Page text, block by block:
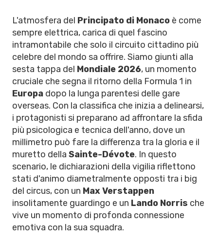
L'atmosfera del Principato di Monaco è come
sempre elettrica, carica di quel fascino
intramontabile che solo il circuito cittadino più
celebre del mondo sa offrire. Siamo giunti alla
sesta tappa del Mondiale 2026, un momento
cruciale che segna il ritorno della Formula 1 in
Europa dopo la lunga parentesi delle gare
overseas. Con la classifica che inizia a delinearsi,
i protagonisti si preparano ad affrontare la sfida
più psicologica e tecnica dell'anno, dove un
millimetro può fare la differenza tra la gloria e il
muretto della Sainte-Dévote. In questo
scenario, le dichiarazioni della vigilia riflettono
stati d'animo diametralmente opposti tra i big
del circus, con un Max Verstappen
insolitamente guardingo e un Lando Norris che
vive un momento di profonda connessione
emotiva con la sua squadra.